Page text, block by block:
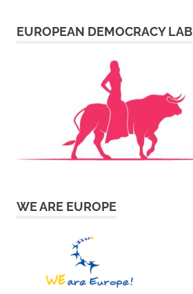
EUROPEAN DEMOCRACY LAB
WE ARE EUROPE